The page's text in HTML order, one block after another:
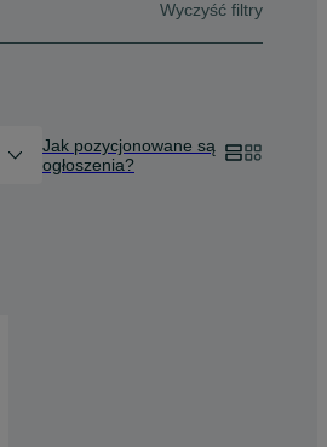
Wyczyść filtry
Jak pozycjonowane są
ogłoszenia?